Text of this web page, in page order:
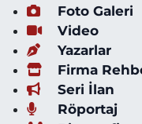
Foto Galeri
Video
Yazarlar
Firma
Seri İlan
Röportaj